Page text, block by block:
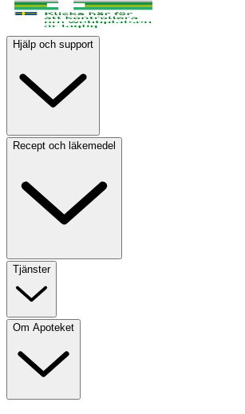
Hjälp och support
Recept och läkemedel
Tjänster
Om Apoteket